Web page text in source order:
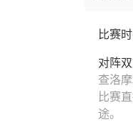
比赛
对阵
查洛
比赛
途。